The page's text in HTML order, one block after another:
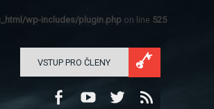
wp-includes/plugin.php on line 525
VSTUP PRO ČLENY